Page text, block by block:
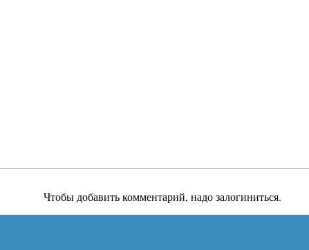
Чтобы добавить комментарий, надо залогиниться.